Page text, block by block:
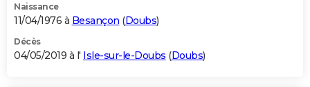
Naissance
11/04/1976 à Besançon (Doubs)
Décès
04/05/2019 à l' Isle-sur-le-Doubs (Doubs)